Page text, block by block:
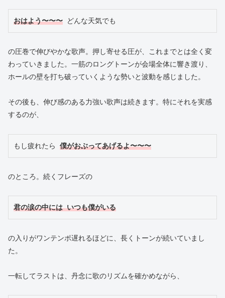
おはよう〜〜〜 どんな天気でも
の圧巻で伸びやかな歌声。押し寄せる圧が、これまでとは全く変
わっていきました。一筋のロングトーンが会場全体に響き渡り、
ホールの壁を打ち破っていくような勢いと波動を感じました。
その後も、伸び感のある力強い歌声は続きます。特にそれを実感
するのが、
もし疲れたら 僕がおぶってあげるよ〜〜〜
のところ。続くフレーズの
君の涙の中には いつも僕がいる
の入りがワンテンポ遅れるほどに、長くトーンが続いていまし
た。
一転してラストは、丹念に歌のリズムを確かめながら、